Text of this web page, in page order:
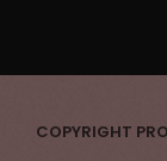
COPYRIGHT